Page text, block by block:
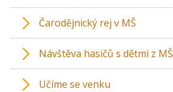
Čarodějnický rej v MŠ
Návštěva hasičů s dětmi z MŠ
Učíme se venku